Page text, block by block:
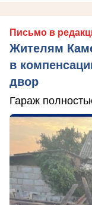
Письмо в
Жителям
в
двор
Гараж